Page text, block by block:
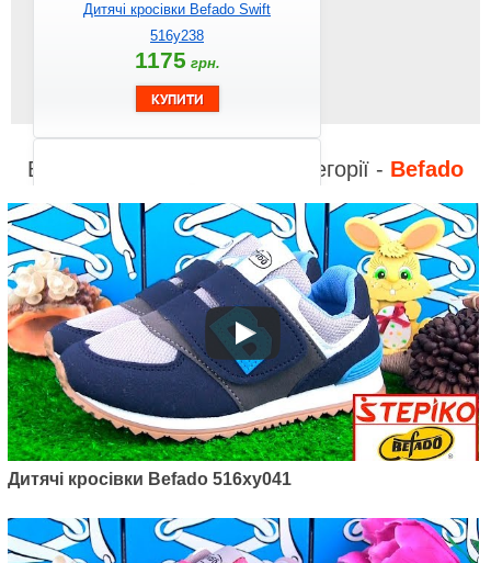
Дитячі кросівки Befado Swift
516y238
1175 грн.
Артикул: 516y139
Дитячі кросівки Befado Diamond
516y139
1495грн.
Відео до інших товарів з категорії - Befado
Дитячі кросівки Befado 516xy041